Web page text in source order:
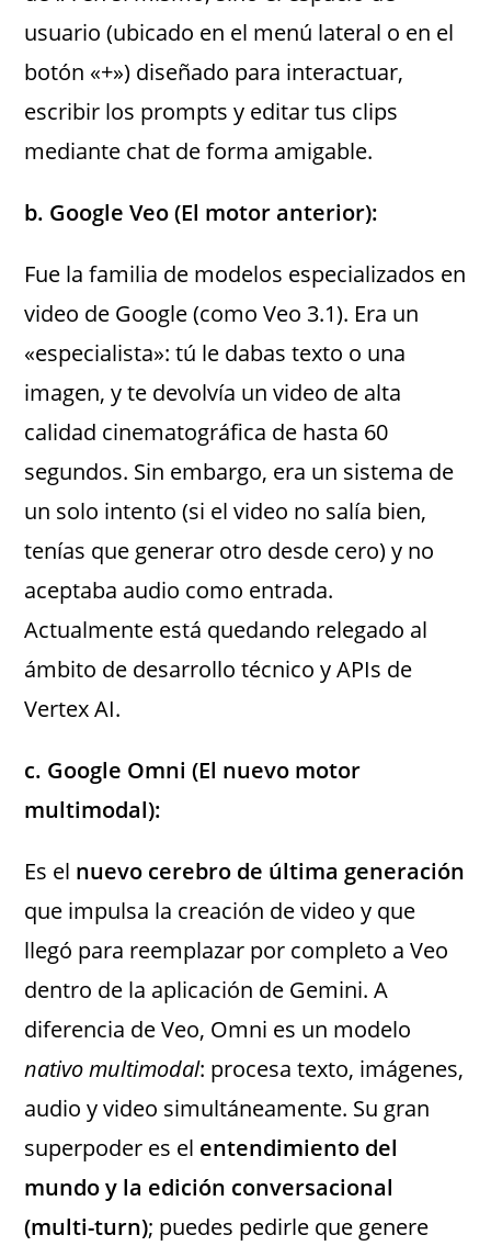
usuario (ubicado en el menú lateral o en el
botón «+») diseñado para interactuar,
escribir los prompts y editar tus clips
mediante chat de forma amigable.
b. Google Veo (El motor anterior):
Fue la familia de modelos especializados en
video de Google (como Veo 3.1). Era un
«especialista»: tú le dabas texto o una
imagen, y te devolvía un video de alta
calidad cinematográfica de hasta 60
segundos. Sin embargo, era un sistema de
un solo intento (si el video no salía bien,
tenías que generar otro desde cero) y no
aceptaba audio como entrada.
Actualmente está quedando relegado al
ámbito de desarrollo técnico y APIs de
Vertex AI.
c. Google Omni (El nuevo motor
multimodal):
Es el nuevo cerebro de última generación
que impulsa la creación de video y que
llegó para reemplazar por completo a Veo
dentro de la aplicación de Gemini. A
diferencia de Veo, Omni es un modelo
nativo multimodal: procesa texto, imágenes,
audio y video simultáneamente. Su gran
superpoder es el entendimiento del
mundo y la edición conversacional
(multi-turn); puedes pedirle que genere